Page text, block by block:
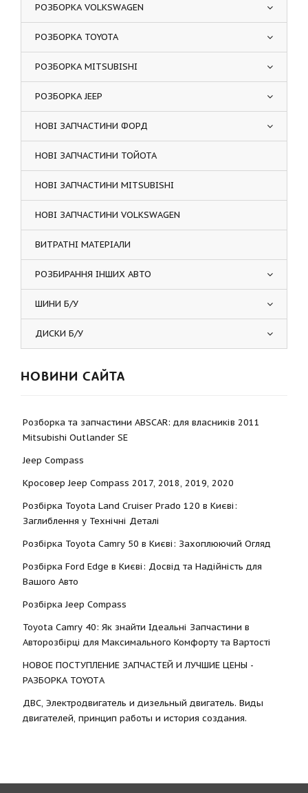
РОЗБОРКА VOLKSWAGEN
РОЗБОРКА TOYOTA
РОЗБОРКА MITSUBISHI
РОЗБОРКА JEEP
НОВІ ЗАПЧАСТИНИ ФОРД
НОВІ ЗАПЧАСТИНИ ТОЙОТА
НОВІ ЗАПЧАСТИНИ MITSUBISHI
НОВІ ЗАПЧАСТИНИ VOLKSWAGEN
ВИТРАТНІ МАТЕРІАЛИ
РОЗБИРАННЯ ІНШИХ АВТО
ШИНИ Б/У
ДИСКИ Б/У
НОВИНИ САЙТА
Розборка та запчастини ABSCAR: для власників 2011
Mitsubishi Outlander SE
Jeep Compass
Кросовер Jeep Compass 2017, 2018, 2019, 2020
Розбірка Toyota Land Cruiser Prado 120 в Києві:
Заглиблення у Технічні Деталі
Розбірка Toyota Camry 50 в Києві: Захоплюючий Огляд
Розбірка Ford Edge в Києві: Досвід та Надійність для
Вашого Авто
Розбірка Jeep Compass
Toyota Camry 40: Як знайти Ідеальні Запчастини в
Авторозбірці для Максимального Комфорту та Вартості
НОВОЕ ПОСТУПЛЕНИЕ ЗАПЧАСТЕЙ И ЛУЧШИЕ ЦЕНЫ -
РАЗБОРКА TOYOTА
ДВС, Электродвигатель и дизельный двигатель. Виды
двигателей, принцип работы и история создания.